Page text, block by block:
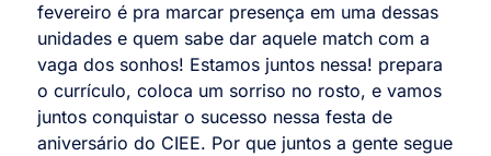
fevereiro é pra marcar presença em uma dessas
unidades e quem sabe dar aquele match com a
vaga dos sonhos! Estamos juntos nessa! prepara
o currículo, coloca um sorriso no rosto, e vamos
juntos conquistar o sucesso nessa festa de
aniversário do CIEE. Por que juntos a gente segue